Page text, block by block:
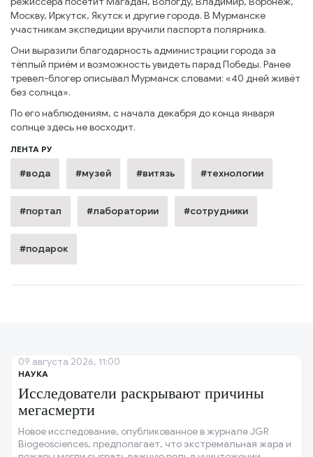
Москву, Иркутск, Якутск и другие города. В Мурманске
участникам экспедиции вручили паспорта полярника.
Они выразили благодарность администрации города за
тёплый приём и возможность увидеть парад Победы. Ранее
тревел-блогер описывал Мурманск словами: «40 дней живёт
без солнца».
По его наблюдениям, с начала декабря до конца января
солнце здесь не восходит.
ЛЕНТА РУ
#вода #музей #витязь #технологии
#портал #лаборатории #сотрудники
#подарок
НАУКА
Исследователи раскрывают причины
мегасмерти
Новое исследование, опубликованное в журнале JGR
Biogeosciences, предполагает, что экстремальная жара и
09 августа 2026, 11:00